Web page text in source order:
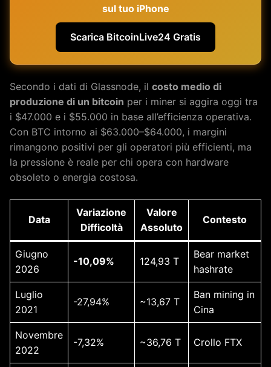
sul tuo iPhone
Scarica BitcoinLive24 Gratis
Secondo i dati di Glassnode, il costo medio di
produzione di un bitcoin per i miner si aggira oggi tra
i $47.000 e i $55.000 in base all’efficienza operativa.
Con BTC intorno ai $63.000–$64.000, i margini
rimangono positivi per gli operatori più efficienti, ma
la pressione è reale per chi opera con hardware
obsoleto o energia costosa.
Data
Variazione
Difficoltà
Valore
Assoluto
Contesto
Giugno
2026
-10,09% 124,93 T
Bear market
hashrate
Luglio
2021
-27,94% ~13,67 T
Ban mining in
Cina
Novembre
2022
-7,32% ~36,76 T Crollo FTX